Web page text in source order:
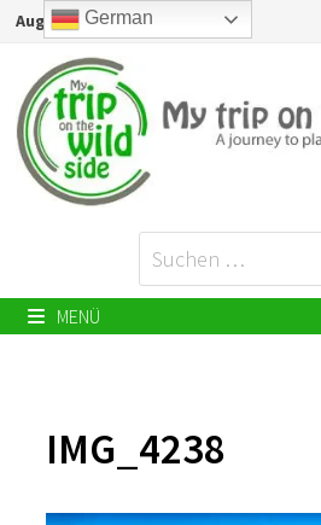
Zurück
Inhalt
August 7, 2026
Suchen
nach:
MENÜ
IMG_4238
German